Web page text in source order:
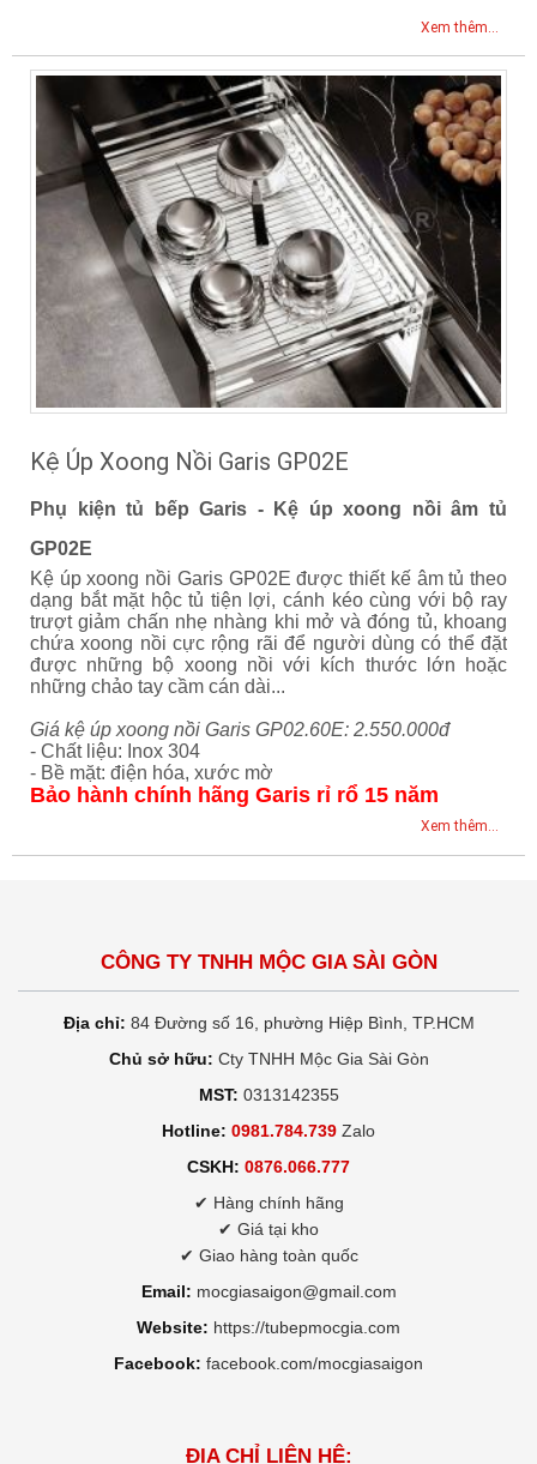
Xem thêm...
Kệ Úp Xoong Nồi Garis GP02E
Phụ kiện tủ bếp Garis - Kệ úp xoong nồi âm tủ
GP02E
Kệ úp xoong nồi Garis GP02E được thiết kế âm tủ theo
dạng bắt mặt hộc tủ tiện lợi, cánh kéo cùng với bộ ray
trượt giảm chấn nhẹ nhàng khi mở và đóng tủ, khoang
chứa xoong nồi cực rộng rãi để người dùng có thể đặt
được những bộ xoong nồi với kích thước lớn hoặc
những chảo tay cầm cán dài...
Giá kệ úp xoong nồi Garis GP02.60E: 2.550.000đ
- Chất liệu: Inox 304
- Bề mặt: điện hóa, xước mờ
Bảo hành chính hãng Garis rỉ rổ 15 năm
Xem thêm...
CÔNG TY TNHH MỘC GIA SÀI GÒN
Địa chỉ: 84 Đường số 16, phường Hiệp Bình, TP.HCM
Chủ sở hữu: Cty TNHH Mộc Gia Sài Gòn
MST: 0313142355
Hotline: 0981.784.739 Zalo
CSKH: 0876.066.777
✔ Hàng chính hãng
✔ Giá tại kho
✔ Giao hàng toàn quốc
Email: mocgiasaigon@gmail.com
Website: https://tubepmocgia.com
Facebook: facebook.com/mocgiasaigon
ĐỊA CHỈ LIÊN HỆ: